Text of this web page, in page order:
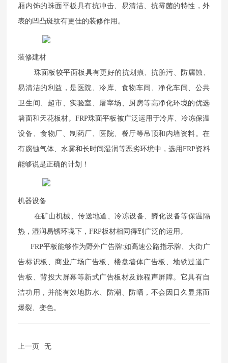
厢内饰的珠面平板具有抗冲击、易清洁、抗霉菌的特性，外
表的凹凸斑纹有更佳的装修作用。
装修建材
珠面板较平面板具有更好的抗划痕、抗脏污、防腐蚀、
易清洁的利益，是医院、冷库、食物车间、净化车间、公共
卫生间、超市、实验室、屠宰场、厨房等高净化环境的优选
墙面和天花板材。FRP珠面平板被广泛运用于冷库、冷冻保温
设备、食物厂、制药厂、医院、餐厅等吊顶和内墙资料。在
有腐蚀气体、水雾和长时间湿润等恶劣环境中，选用FRP资料
能够说是正确的计划！
机器设备
在矿山机械、传送地道、冷冻设备、孵化设备等保温隔
热，湿润易锈环境下，FRP板材相同得到广泛的运用。
FRP平板能够作为野外广告牌:如高速公路指示牌、大街广
告标识板、商业广场广告板、楼盘墙体广告板、地铁过道广
告板、背投大屏幕等新式广告板材及旅程声屏障。它具有自
洁功用，并能有效地防水、防潮、防晒，不会因日久显露而
爆裂、变色。
上一页 无